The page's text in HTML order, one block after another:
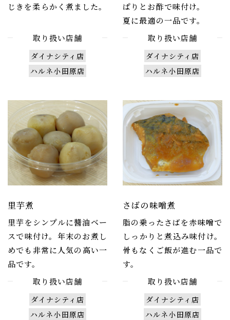
じきを柔らかく煮ました。
取り扱い店舗
ダイナシティ店
ハルネ小田原店
ぱりとお酢で味付け。
夏に最適の一品です。
取り扱い店舗
ダイナシティ店
ハルネ小田原店
里芋煮
里芋をシンプルに醬油ベー
スで味付け。年末のお煮し
めでも非常に人気の高い一
品です。
取り扱い店舗
ダイナシティ店
ハルネ小田原店
さばの味噌煮
脂の乗ったさばを赤味噌で
しっかりと煮込み味付け。
骨もなくご飯が進む一品で
す。
取り扱い店舗
ダイナシティ店
ハルネ小田原店